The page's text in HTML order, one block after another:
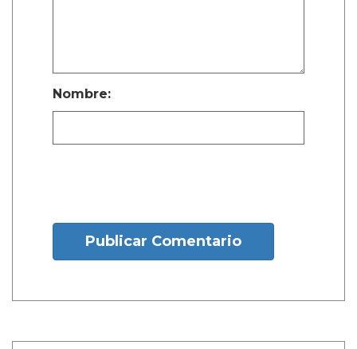
Nombre:
Publicar Comentario